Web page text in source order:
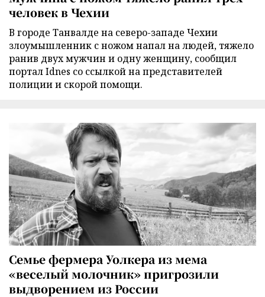
человек в Чехии
В городе Танвалде на северо-западе Чехии
злоумышленник с ножом напал на людей, тяжело
ранив двух мужчин и одну женщину, сообщил
портал Idnes со ссылкой на представителей
полиции и скорой помощи.
Семье фермера Уолкера из мема
«веселый молочник» пригрозили
выдворением из России